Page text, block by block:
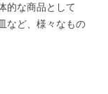
的な商品として
など、様々なもの